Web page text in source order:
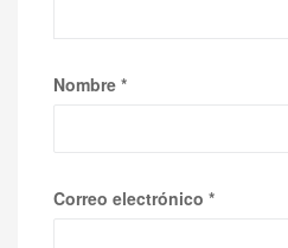
Nombre *
Correo electrónico *